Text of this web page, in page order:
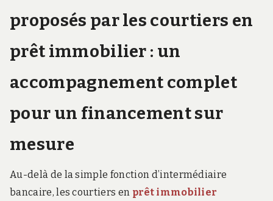
proposés par les courtiers en
prêt immobilier : un
accompagnement complet
pour un financement sur
mesure
Au-delà de la simple fonction d’intermédiaire
bancaire, les courtiers en prêt immobilier